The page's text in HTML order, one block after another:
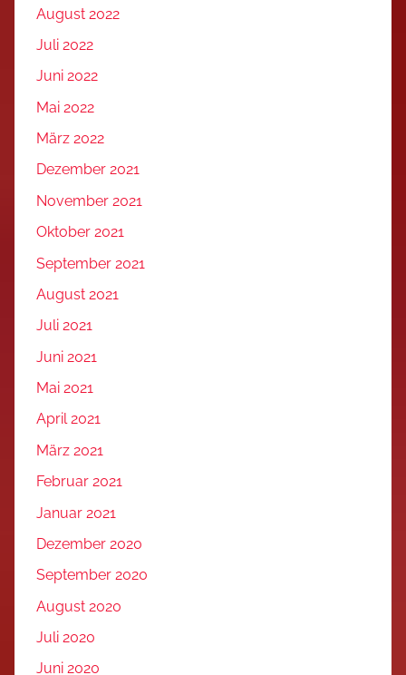
August 2022
Juli 2022
Juni 2022
Mai 2022
März 2022
Dezember 2021
November 2021
Oktober 2021
September 2021
August 2021
Juli 2021
Juni 2021
Mai 2021
April 2021
März 2021
Februar 2021
Januar 2021
Dezember 2020
September 2020
August 2020
Juli 2020
Juni 2020